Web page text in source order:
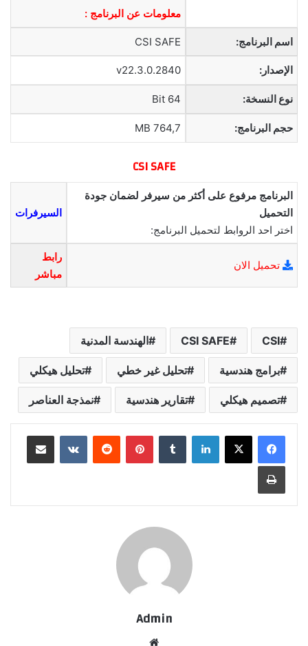
معلومات عن البرنامج :
اسم البرنامج: CSI SAFE
الإصدار: v22.3.0.2840
نوع النسخة: 64 Bit
حجم البرنامج: 764,7 MB
CSI SAFE
البرنامج مرفوع على أكثر من سيرفر لضمان جودة
التحميل
اختر احد الروابط لتحميل البرنامج:
السيرفرات
تحميل الان
رابط
مباشر
CSI
CSI SAFE الهندسة المدنية
برامج هندسية تحليل غير خطي تحليل هيكلي
تصميم هيكلي تقارير هندسية نمذجة العناصر
لينكدإن بينتيريست مشاركة عبر البريد
طباعة
Admin